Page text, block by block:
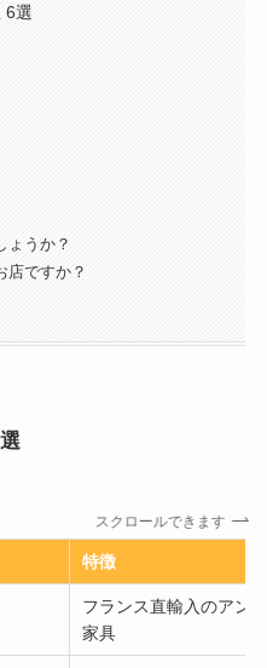
6選
ょうか？
店ですか？
スクロールできます
特徴
フランス直輸入のアン
家具